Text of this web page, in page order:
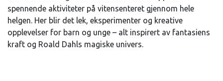
spennende aktiviteter på vitensenteret gjennom hele
helgen. Her blir det lek, eksperimenter og kreative
opplevelser for barn og unge – alt inspirert av fantasiens
kraft og Roald Dahls magiske univers.